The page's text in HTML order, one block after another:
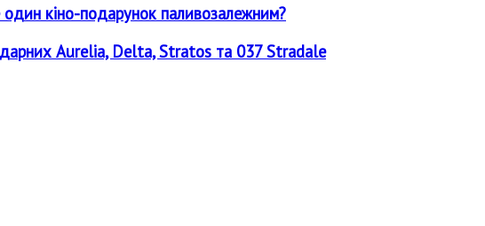
кіно-подарунок паливозалежним?
Aurelia, Delta, Stratos та 037 Stradale